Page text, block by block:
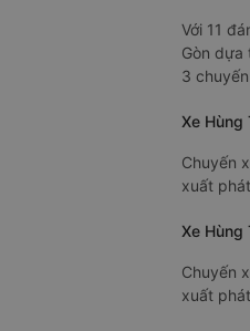
Với 11
Gòn dựa
3
Xe Hùng
Chuyến
xuất
Xe Hùng
Chuyến
xuất